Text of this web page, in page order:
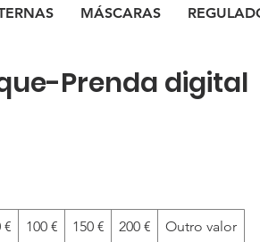
MÁSCARAS
Prenda digital
€ 100 € 150 € 200 € Outro valor